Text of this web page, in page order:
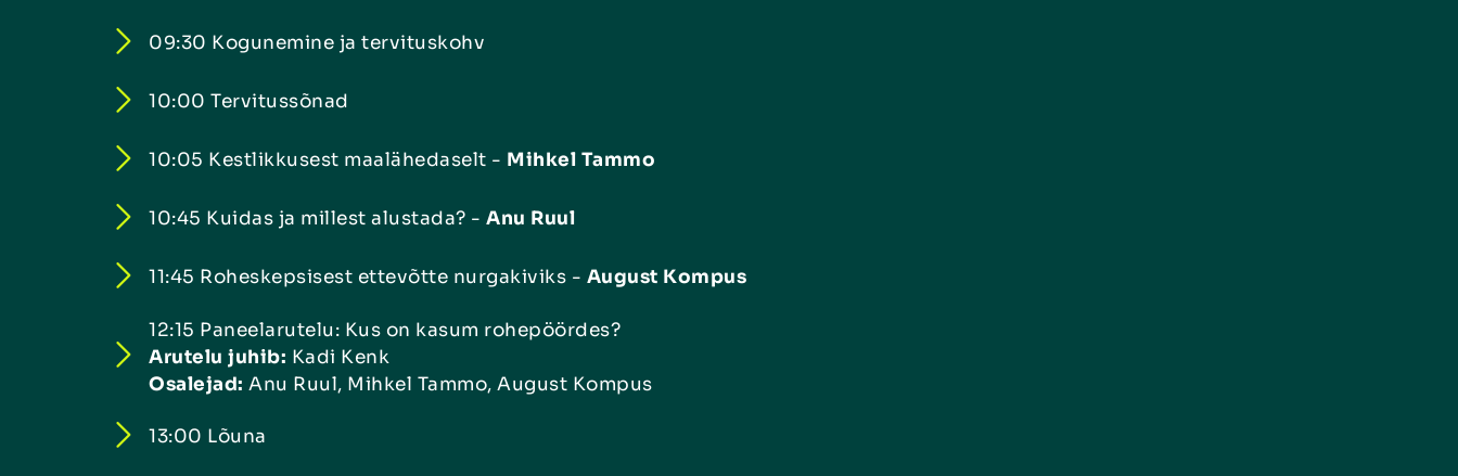
09:30 Kogunemine ja tervituskohv
10:00 Tervitussõnad
10:05 Kestlikkusest maalähedaselt - Mihkel Tammo
10:45 Kuidas ja millest alustada? - Anu Ruul
11:45 Roheskepsisest ettevõtte nurgakiviks - August Kompus
12:15 Paneelarutelu: Kus on kasum rohepöördes?
Arutelu juhib: Kadi Kenk
Osalejad: Anu Ruul, Mihkel Tammo, August Kompus
13:00 Lõuna